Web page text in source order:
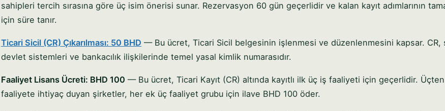
sahipleri tercih sırasına göre üç isim önerisi sunar. Rezervasyon 60 gün geçerlidir ve kalan kayıt adımlarının
için süre tanır.
Ticari Sicil (CR) Çıkarılması: 50 BHD — Bu ücret, Ticari Sicil belgesinin işlenmesi ve düzenlenmesini kapsar. CR,
devlet sistemleri ve bankacılık ilişkilerinde temel yasal kimlik numarasıdır.
Faaliyet Lisans Ücreti: BHD 100 — Bu ücret, Ticari Kayıt (CR) altında kayıtlı ilk üç iş faaliyeti için geçerlidir.
faaliyete ihtiyaç duyan şirketler, her ek üç faaliyet grubu için ilave BHD 100 öder.